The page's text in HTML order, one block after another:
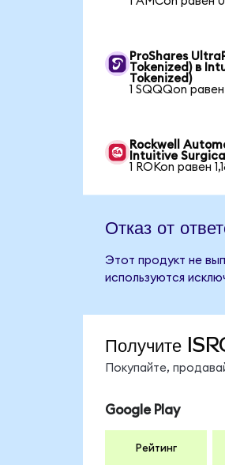
ProShares
Tokenized) в
Tokenized)
1 SQQQon равен
Rockwell
Intuitive
1 ROKon равен
Отказ от
Этот продукт не
используются
Получите
Покупайте,
Google Play
Рейтинг